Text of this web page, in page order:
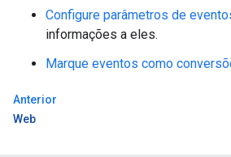
Configure parâmetros de
informações a eles.
Marque eventos como
Anterior
Web